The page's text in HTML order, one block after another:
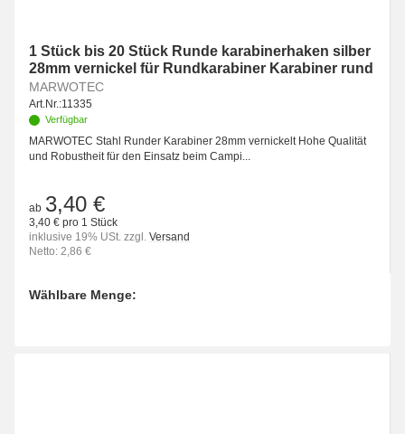
1 Stück bis 20 Stück Runde karabinerhaken silber
28mm vernickel für Rundkarabiner Karabiner rund
MARWOTEC
Art.Nr.:11335
Verfügbar
MARWOTEC Stahl Runder Karabiner 28mm vernickelt Hohe Qualität
und Robustheit für den Einsatz beim Campi...
ab 3,40 €
3,40 € pro 1 Stück
inklusive 19% USt. zzgl. Versand
Netto: 2,86 €
Wählbare Menge: